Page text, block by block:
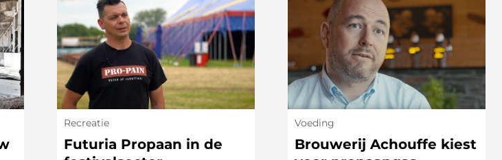
Recreatie
Futuria Propaan in de
Voeding
Brouwerij Achouffe kiest